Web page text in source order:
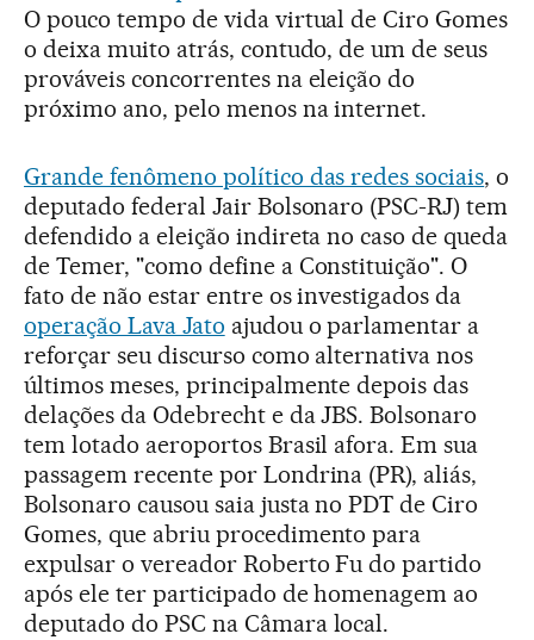
O pouco tempo de vida virtual de Ciro Gomes
o deixa muito atrás, contudo, de um de seus
prováveis concorrentes na eleição do
próximo ano, pelo menos na internet.
Grande fenômeno político das redes sociais, o
deputado federal Jair Bolsonaro (PSC-RJ) tem
defendido a eleição indireta no caso de queda
de Temer, "como define a Constituição". O
fato de não estar entre os investigados da
operação Lava Jato ajudou o parlamentar a
reforçar seu discurso como alternativa nos
últimos meses, principalmente depois das
delações da Odebrecht e da JBS. Bolsonaro
tem lotado aeroportos Brasil afora. Em sua
passagem recente por Londrina (PR), aliás,
Bolsonaro causou saia justa no PDT de Ciro
Gomes, que abriu procedimento para
expulsar o vereador Roberto Fu do partido
após ele ter participado de homenagem ao
deputado do PSC na Câmara local.